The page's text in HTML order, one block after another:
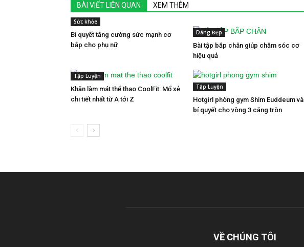
BÀI VIẾT LIÊN QUAN XEM THÊM
Sức khỏe
Bí quyết tăng cường sức mạnh cơ
bắp cho phụ nữ
Dáng Đẹp
Bài tập bắp chân giúp chăm sóc cơ
hiệu quả
Tập Luyện
Khăn làm mát thể thao CoolFit: Mổ xẻ
chi tiết nhất từ A tới Z
Tập Luyện
Hotgirl phòng gym Shim Euddeum và
bí quyết cho vòng 3 căng tròn
VỀ CHÚNG TÔI